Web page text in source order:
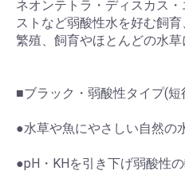
ネオンテトラ・ディスカス
ストなど弱酸性水を好む飼
繁殖、飼育やほとんどの水草
■ブラック・弱酸性タイプ(短
●水草や魚にやさしい自然の
●pH・KHを引き下げ弱酸性